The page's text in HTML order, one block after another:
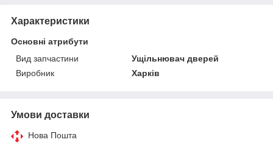
Характеристики
Основні атрибути
Вид запчастини
Ущільнювач дверей
Виробник
Харків
Умови доставки
Нова Пошта